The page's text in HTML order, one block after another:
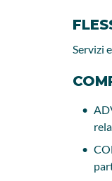
Servizi